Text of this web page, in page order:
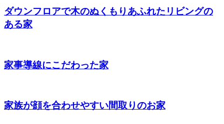
ダウンフロアで木のぬくもりあふれたリビングの
ある家
家事導線にこだわった家
家族が顔を合わせやすい間取りのお家